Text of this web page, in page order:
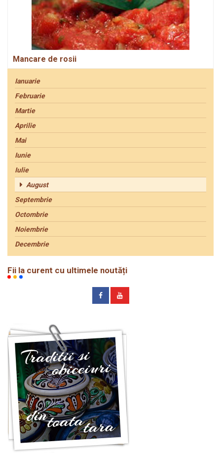
Mancare de rosii
Ianuarie
Februarie
Martie
Aprilie
Mai
Iunie
Iulie
August
Septembrie
Octombrie
Noiembrie
Decembrie
Fii la curent cu ultimele noutăți